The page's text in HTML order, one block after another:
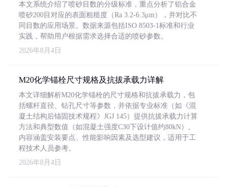
本文系统介绍了喷砂目数的分级标准，重点分析了铝合金
喷砂200目对应的表面粗糙度（Ra 3.2-6.3μm），并对比不
同目数的应用场景。数据来源包括ISO 8503-1标准和行业
实践，帮助用户根据需求选择合适的喷砂参数。
2026年8月4日
M20化学锚栓尺寸规格及抗拔承载力详解
本文详细解析M20化学锚栓的尺寸规格和抗拔承载力，包
括螺杆直径、钻孔尺寸等参数，并依据专业标准（如《混
凝土结构后锚固技术规程》JGJ 145）提供抗拔承载力计算
方法和典型数值（如混凝土强度C30下设计值约80kN）。
内容涵盖安装要点、性能影响因素及选型建议，适用于工
程技术人员参考。
2026年8月4日